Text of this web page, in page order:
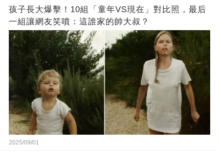
孩子長大爆擊！10組「童年VS現在」對比照，最后
一組讓網友笑噴：這誰家的帥大叔？
2025/09/01